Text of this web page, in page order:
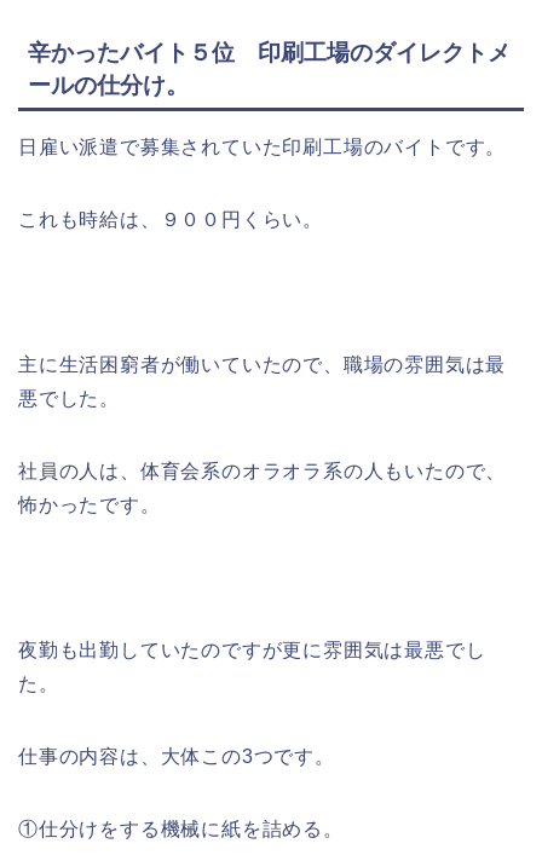
辛かったバイト５位 印刷工場のダイレクトメ
ールの仕分け。
日雇い派遣で募集されていた印刷工場のバイトです。
これも時給は、９００円くらい。
主に生活困窮者が働いていたので、職場の雰囲気は最
悪でした。
社員の人は、体育会系のオラオラ系の人もいたので、
怖かったです。
夜勤も出勤していたのですが更に雰囲気は最悪でし
た。
仕事の内容は、大体この3つです。
①仕分けをする機械に紙を詰める。